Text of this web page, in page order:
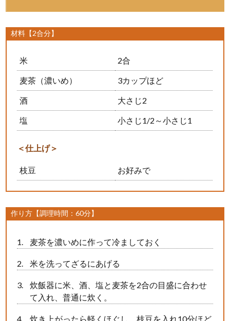
材料【2合分】
米 2合
麦茶（濃いめ） 3カップほど
酒 大さじ2
塩 小さじ1/2～小さじ1
＜仕上げ＞
枝豆 お好みで
作り方【調理時間：60分】
麦茶を濃いめに作って冷ましておく
米を洗ってざるにあげる
炊飯器に米、酒、塩と麦茶を2合の目盛に合わせ
て入れ、普通に炊く。
炊き上がったら軽くほぐし、枝豆を入れ10分ほど